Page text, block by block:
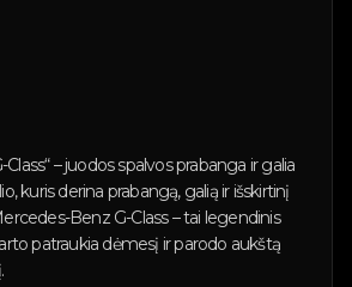
– juodos spalvos prabanga ir galia
kuris derina prabangą, galią ir išskirtinį
Benz G-Class – tai legendinis
patraukia dėmesį ir parodo aukštą